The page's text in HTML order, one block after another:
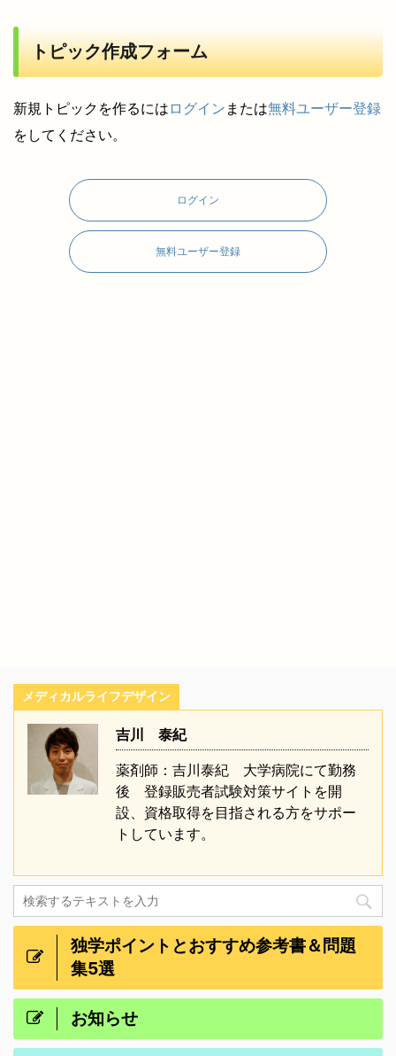
トピック作成フォーム
新規トピックを作るには ログイン または無料ユーザー登録
をしてください。
ログイン
無料ユーザー登録
メディカルライフデザイン
吉川 泰紀
薬剤師：吉川泰紀 大学病院にて勤務
後 登録販売者試験対策サイトを開
設、資格取得を目指される方をサポー
トしています。
独学ポイントとおすすめ参考書＆問題
集5選
お知らせ